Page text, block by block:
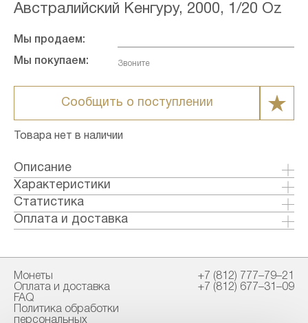
Австралийский Кенгуру, 2000, 1/20 Oz
Мы продаем:
Мы покупаем: Звоните
Сообщить о поступлении
Товара нет в наличии
Описание
Характеристики
Металл: Золото
Страна: Австралия
Годы выпуска: 2000
Проба: 9999
Вес общий гр.: 1.55
Вес чистый гр.: 1.55
Статистика
Оплата и доставка
Наличными в офисе
Способы доставки:
Монеты
Оплата и доставка
FAQ
Политика обработки
персональных
+7 (812) 777–79–21
+7 (812) 677–31–09